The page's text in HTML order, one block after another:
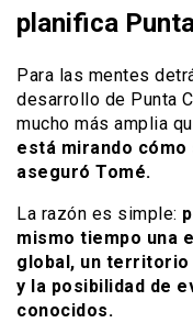
planifica
Para las mentes
desarrollo de Punta
mucho más amplia
está mirando cómo
aseguró Tomé.
La razón es simple:
mismo tiempo una
global, un
y la posibilidad de
conocidos.